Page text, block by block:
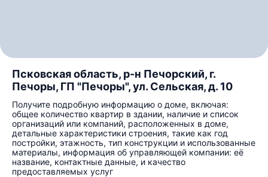
Псковская область, р-н Печорский, г.
Печоры, ГП "Печоры", ул. Сельская, д. 10
Получите подробную информацию о доме, включая:
общее количество квартир в здании, наличие и список
организаций или компаний, расположенных в доме,
детальные характеристики строения, такие как год
постройки, этажность, тип конструкции и использованные
материалы, информация об управляющей компании: её
название, контактные данные, и качество
предоставляемых услуг